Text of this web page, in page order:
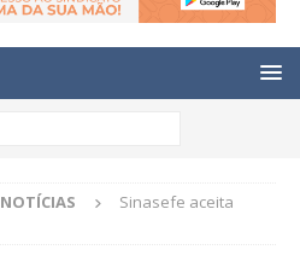
NOTÍCIAS
Sinasefe aceita